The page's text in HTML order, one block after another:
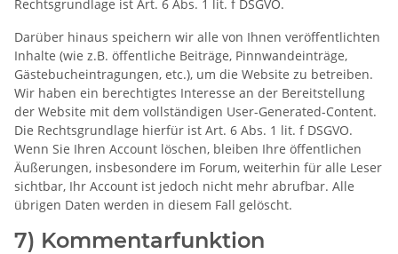
Rechtsgrundlage ist Art. 6 Abs. 1 lit. f DSGVO.
Darüber hinaus speichern wir alle von Ihnen veröffentlichten
Inhalte (wie z.B. öffentliche Beiträge, Pinnwandeinträge,
Gästebucheintragungen, etc.), um die Website zu betreiben.
Wir haben ein berechtigtes Interesse an der Bereitstellung
der Website mit dem vollständigen User-Generated-Content.
Die Rechtsgrundlage hierfür ist Art. 6 Abs. 1 lit. f DSGVO.
Wenn Sie Ihren Account löschen, bleiben Ihre öffentlichen
Äußerungen, insbesondere im Forum, weiterhin für alle Leser
sichtbar, Ihr Account ist jedoch nicht mehr abrufbar. Alle
übrigen Daten werden in diesem Fall gelöscht.
7) Kommentarfunktion